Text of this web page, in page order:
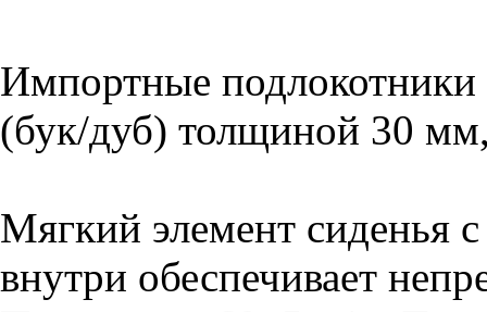
Импортные
(бук/дуб) толщиной 30
Мягкий элемент сиденья
внутри обеспечивает